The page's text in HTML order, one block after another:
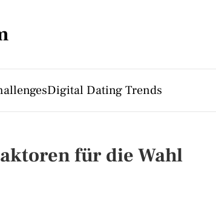
Digital Dating Trends
für die Wahl